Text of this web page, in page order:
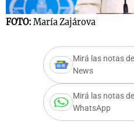
FOTO: María Zajárova
Mirá las notas
News
Mirá las notas
WhatsApp